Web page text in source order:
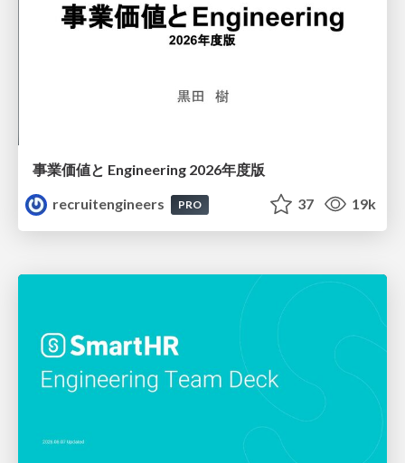
事業価値と Engineering 2026年度版
recruitengineers
PRO 37 19k